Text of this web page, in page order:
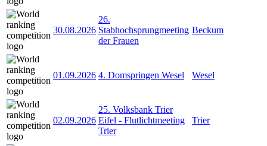
30.08.2026
26.
Stabhochsprungmeeting
der Frauen
Beckum
01.09.2026 4. Domspringen Wesel Wesel
02.09.2026
25. Volksbank Trier
Eifel - Flutlichtmeeting
Trier
Trier